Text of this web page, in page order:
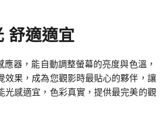
舒適適宜
器，能自動調整螢幕的亮度與色溫，
效果，成為您觀影時最貼心的夥伴，讓
光感適宜，色彩真實，提供最完美的觀